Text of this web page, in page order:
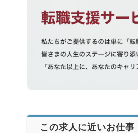
この求人に近いお仕事